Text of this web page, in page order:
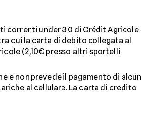
correnti under 30 di Crédit Agricole
cui la carta di debito collegata al
(2,10€ presso altri sportelli
e non prevede il pagamento di alcun
al cellulare. La carta di credito